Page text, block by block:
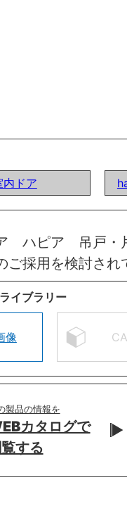
内ドア
ア ハピア 吊戸
ご採用を検討さ
イブラリー
像
製品の情報を
カタログで
する